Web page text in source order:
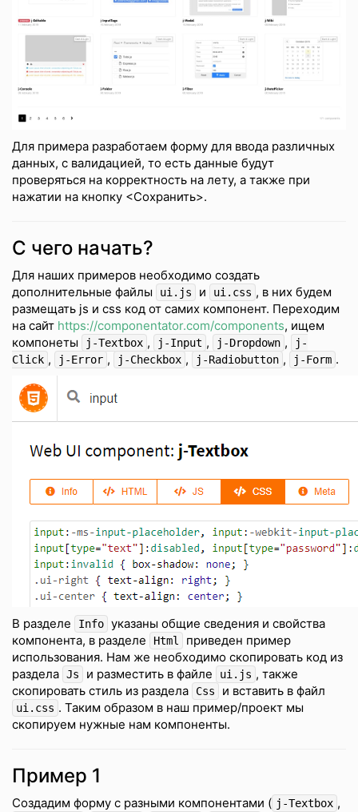
Для примера разработаем форму для ввода различных
данных, с валидацией, то есть данные будут
проверяться на корректность на лету, а также при
нажатии на кнопку <Сохранить>.
С чего начать?
Для наших примеров необходимо создать
дополнительные файлы
ui.js и ui.css , в них будем
размещать js и css код от самих компонент. Переходим
на сайт https://componentator.com/components, ищем
компонеты
j-Textbox , j-Input , j-Dropdown ,
j-
Click , j-Error , j-Checkbox , j-Radiobutton , j-Form .
В разделе Info указаны общие сведения и свойства
компонента, в разделе
Html
приведен пример
использования. Нам же необходимо скопировать код из
раздела Js и разместить в файле ui.js , также
скопировать стиль из раздела
Css и вставить в файл
ui.css . Таким образом в наш пример/проект мы
скопируем нужные нам компоненты.
Пример 1
Создадим форму с разными компонентами ( j-Textbox ,